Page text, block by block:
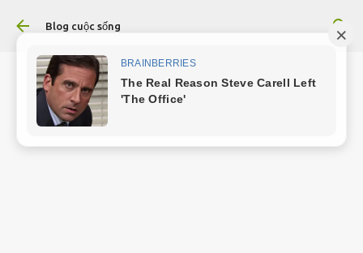
Chuyển đến nội dung chính
Blog cuộc sống